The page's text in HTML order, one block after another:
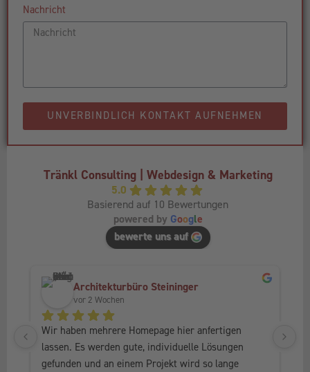
Nachricht
UNVERBINDLICH KONTAKT AUFNEHMEN
Tränkl Consulting | Webdesign & Marketing
5.0
Basierend auf 10 Bewertungen
powered by Google
bewerte uns auf
Architekturbüro Steininger
vor 2 Wochen
Wir haben mehrere Homepage hier anfertigen
lassen. Es werden gute, individuelle Lösungen
gefunden und an einem Projekt wird so lange